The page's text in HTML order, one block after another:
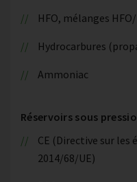
HFO, mélanges
Hydrocarbures
Ammoniac
Réservoirs sous
CE (Directive sur les
2014/68/UE)